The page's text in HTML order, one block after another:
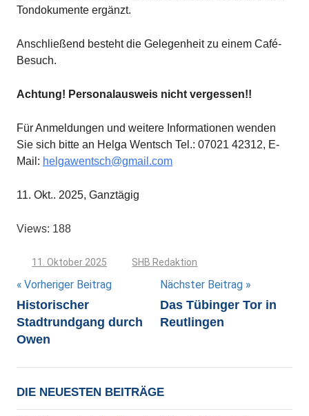
Tondokumente ergänzt.
Anschließend besteht die Gelegenheit zu einem Café-
Besuch.
Achtung! Personalausweis nicht vergessen!!
Für Anmeldungen und weitere Informationen wenden
Sie sich bitte an Helga Wentsch Tel.: 07021 42312, E-
Mail: helgawentsch@gmail.com
11. Okt.. 2025, Ganztägig
Views: 188
11. Oktober 2025 SHB Redaktion
Beitragsnavigation
Vorheriger Beitrag
Historischer
Stadtrundgang durch
Owen
Nächster Beitrag
Das Tübinger Tor in
Reutlingen
DIE NEUESTEN BEITRÄGE